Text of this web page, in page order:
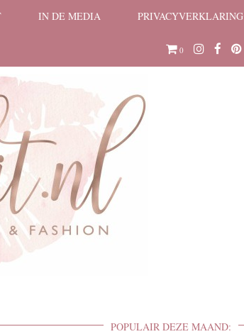
IN DE MEDIA PRIVACYVERKLARING
0
POPULAIR DEZE MAAND: